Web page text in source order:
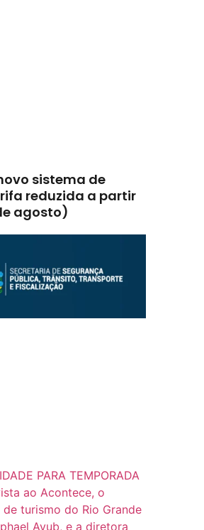
sistema de
reduzida a partir
agosto)